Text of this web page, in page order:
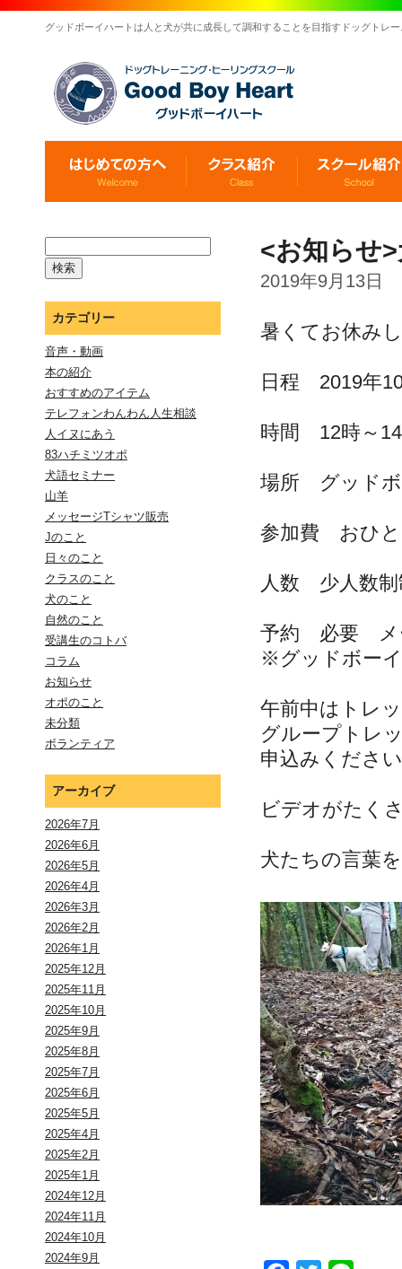
グッドボーイハートは人と犬が共に成長して調和することを目指すドッグトレ
カテゴリー
音声・動画
本の紹介
おすすめのアイテム
テレフォンわんわん人生相談
人イヌにあう
83ハチミツオポ
犬語セミナー
山羊
メッセージTシャツ販売
Jのこと
日々のこと
クラスのこと
犬のこと
自然のこと
受講生のコトバ
コラム
お知らせ
オポのこと
未分類
ボランティア
アーカイブ
2026年7月
2026年6月
2026年5月
2026年4月
2026年3月
2026年2月
2026年1月
2025年12月
2025年11月
2025年10月
2025年9月
2025年8月
2025年7月
2025年6月
2025年5月
2025年4月
2025年2月
2025年1月
2024年12月
2024年11月
2024年10月
2024年9月
<お知らせ
2019年9月13日
暑くてお休み
日程 2019年
時間 12時～
場所 グッドボ
参加費 おひと
人数 少人数制
予約 必要 メ
※グッドボー
午前中はトレ
グループトレ
申込みくださ
ビデオがたく
犬たちの言葉